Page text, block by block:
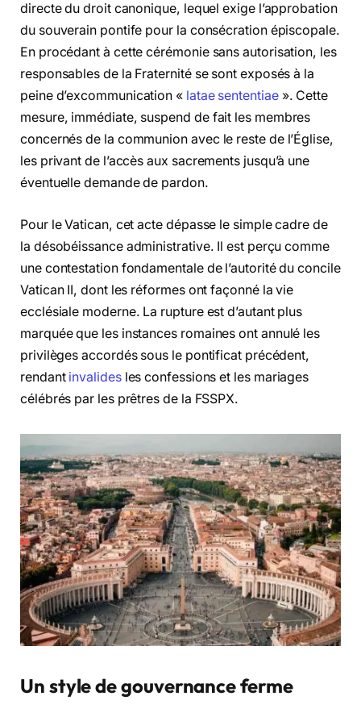
directe du droit canonique, lequel exige l’approbation
du souverain pontife pour la consécration épiscopale.
En procédant à cette cérémonie sans autorisation, les
responsables de la Fraternité se sont exposés à la
peine d’excommunication « latae sententiae». Cette
mesure, immédiate, suspend de fait les membres
concernés de la communion avec le reste de l’Église,
les privant de l’accès aux sacrements jusqu’à une
éventuelle demande de pardon.
Pour le Vatican, cet acte dépasse le simple cadre de
la désobéissance administrative. Il est perçu comme
une contestation fondamentale de l’autorité du concile
Vatican II, dont les réformes ont façonné la vie
ecclésiale moderne. La rupture est d’autant plus
marquée que les instances romaines ont annulé les
privilèges accordés sous le pontificat précédent,
rendant invalidesles confessions et les mariages
célébrés par les prêtres de la FSSPX.
Un style de gouvernance ferme